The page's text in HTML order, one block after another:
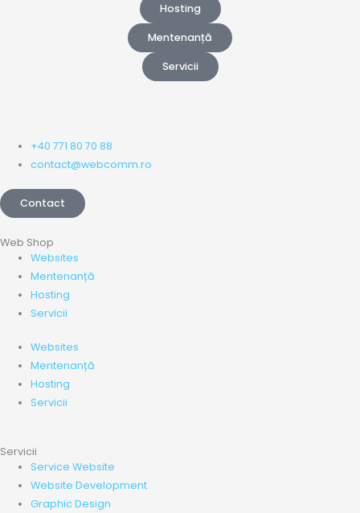
Hosting
Mentenanță
Servicii
+40 771 80 70 88
contact@webcomm.ro
Contact
Web Shop
Websites
Mentenanță
Hosting
Servicii
Websites
Mentenanță
Hosting
Servicii
Servicii
Service Website
Website Development
Graphic Design